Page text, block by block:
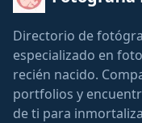
Directorio de
especializado en
recién nacido.
portfolios y
de ti para